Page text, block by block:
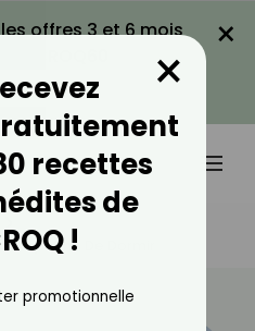
les offres 3 et 6 mois
PROMO
×
Empêche De Dormir
recettes
de
!
×
promotionnelle